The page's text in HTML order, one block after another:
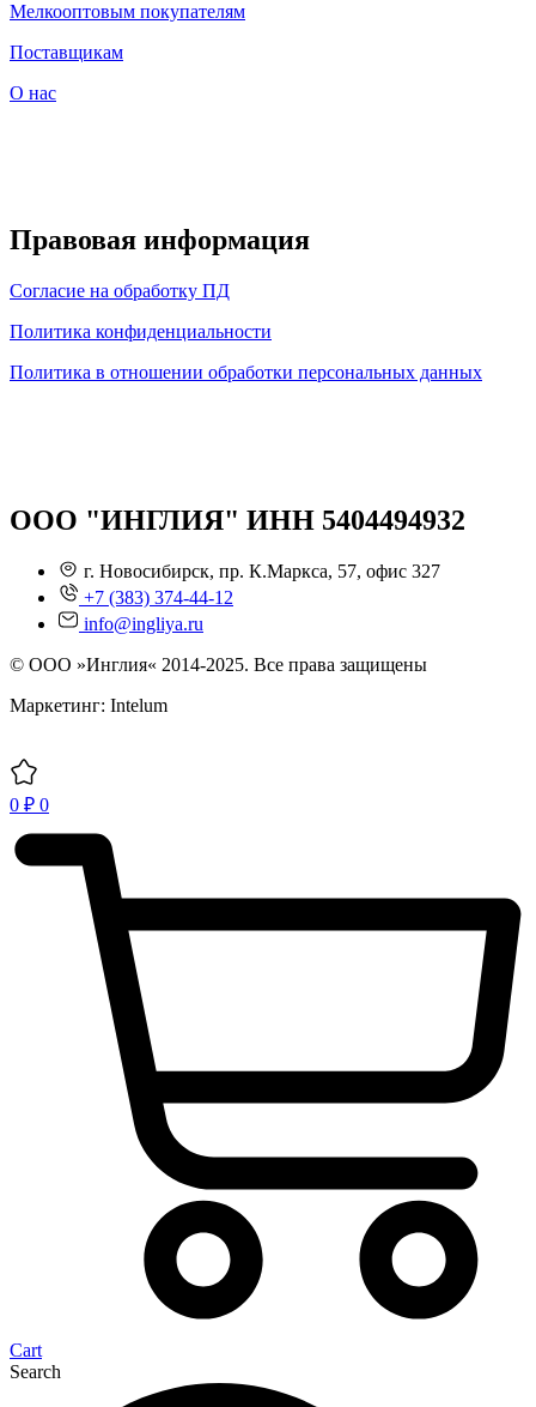
Мелкооптовым покупателям
Поставщикам
О нас
Правовая информация
Согласие на обработку ПД
Политика конфиденциальности
Политика в отношении обработки персональных данных
ООО "ИНГЛИЯ" ИНН 5404494932
г. Новосибирск, пр. К.Маркса, 57, офис 327
+7 (383) 374-44-12
info@ingliya.ru
© ООО »Инглия« 2014-2025. Все права защищены
Маркетинг: Intelum
0 ₽ 0
Cart
Search